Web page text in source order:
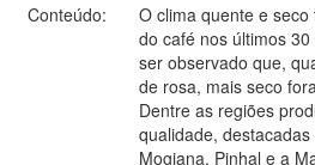
Conteúdo:
O clima quente e
do café nos últimos
ser observado que,
de rosa, mais seco
Dentre as regiões
qualidade,
Mogiana, Pinhal e a